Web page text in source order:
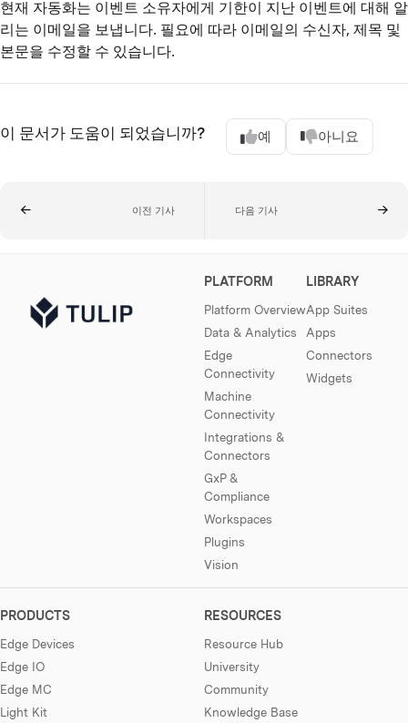
현재 자동화는 이벤트 소유자에게 기한이 지난 이벤트에 대해 알
리는 이메일을 보냅니다. 필요에 따라 이메일의 수신자, 제목 및
본문을 수정할 수 있습니다.
이 문서가 도움이 되었습니까? 예 아니요
이전 기사 다음 기사
PLATFORM
Platform Overview
Data & Analytics
Edge
Connectivity
Machine
Connectivity
Integrations &
Connectors
GxP &
Compliance
Workspaces
Plugins
Vision
LIBRARY
App Suites
Apps
Connectors
Widgets
PRODUCTS
Edge Devices
Edge IO
Edge MC
Light Kit
RESOURCES
Resource Hub
University
Community
Knowledge Base